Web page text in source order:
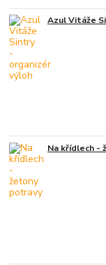
Azul Vitáže
Na křídlech -